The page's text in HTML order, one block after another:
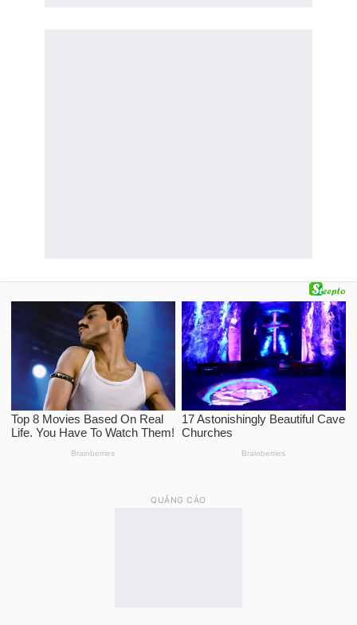
QUẢNG CÁO